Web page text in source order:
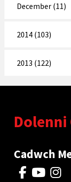
December (11)
2014 (103)
2013 (122)
Cadwch